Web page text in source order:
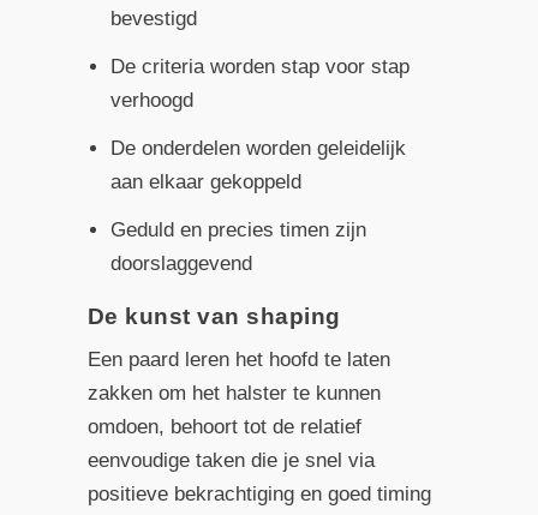
bevestigd
De criteria worden stap voor stap
verhoogd
De onderdelen worden geleidelijk
aan elkaar gekoppeld
Geduld en precies timen zijn
doorslaggevend
De kunst van shaping
Een paard leren het hoofd te laten
zakken om het halster te kunnen
omdoen, behoort tot de relatief
eenvoudige taken die je snel via
positieve bekrachtiging en goed timing